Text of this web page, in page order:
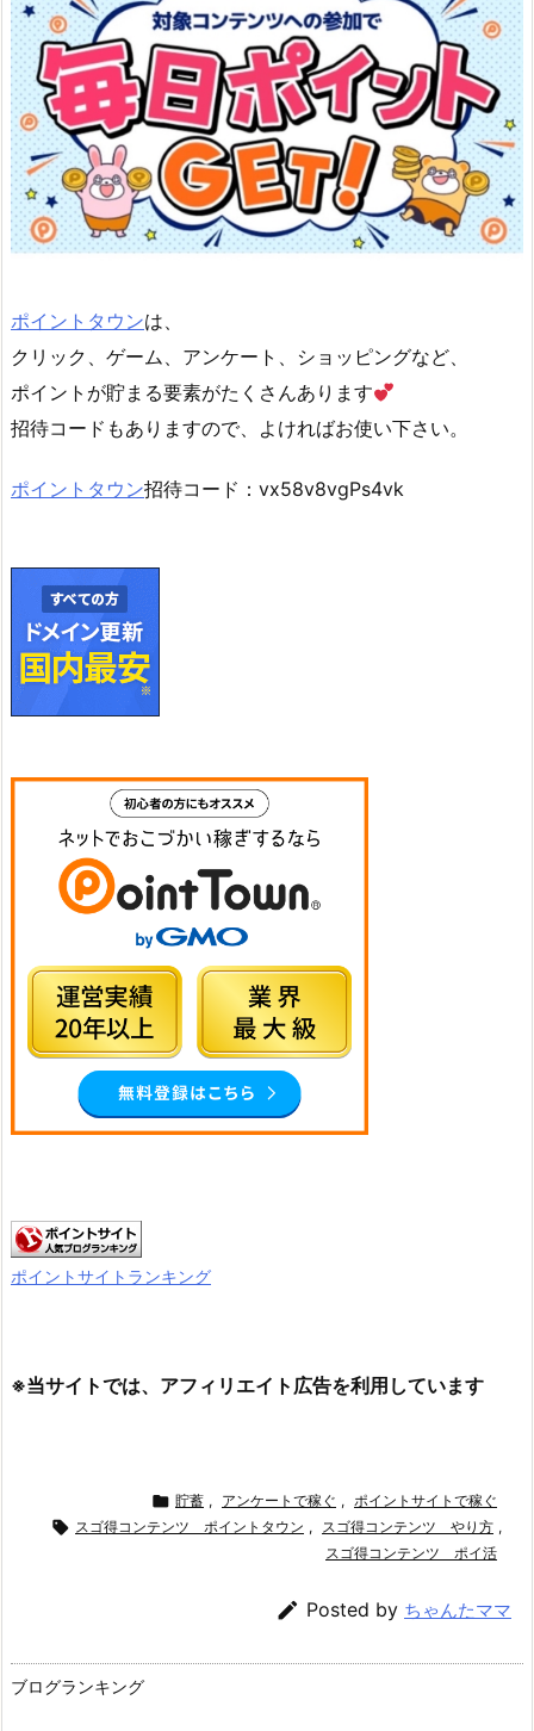
ポイントタウンは、
クリック、ゲーム、アンケート、ショッピングなど、
ポイントが貯まる要素がたくさんあります
招待コードもありますので、よければお使い下さい。
ポイントタウン招待コード：vx58v8vgPs4vk
ポイントサイトランキング
※当サイトでは、アフィリエイト広告を利用しています
 貯蓄 , アンケートで稼ぐ , ポイントサイトで稼ぐ
 スゴ得コンテンツ ポイントタウン , スゴ得コンテンツ やり方 ,
スゴ得コンテンツ ポイ活
 Posted by ちゃんたママ
ブログランキング